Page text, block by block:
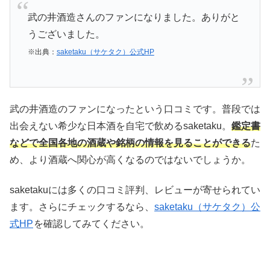
武の井酒造さんのファンになりました。ありがと
うございました。
※出典： saketaku（サケタク）公式HP
武の井酒造のファンになったという口コミです。普段では
出会えない希少な日本酒を自宅で飲めるsaketaku。 鑑定書
などで全国各地の酒蔵や銘柄の情報を見ることができるた
め、より酒蔵へ関心が高くなるのではないでしょうか。
saketakuには多くの口コミ評判、レビューが寄せられてい
ます。さらにチェックするなら、 saketaku（サケタク）公
式HP を確認してみてください。